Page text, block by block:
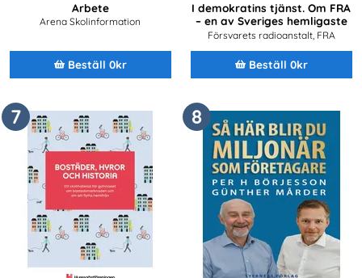
Arbete
Arena Skolinformation
Beställ 0kr
I demokratins tjänst. Om FRA
– en av Sveriges hemligaste
arbetsplatser
Försvarets radioanstalt, FRA
Beställ 0kr
7 8